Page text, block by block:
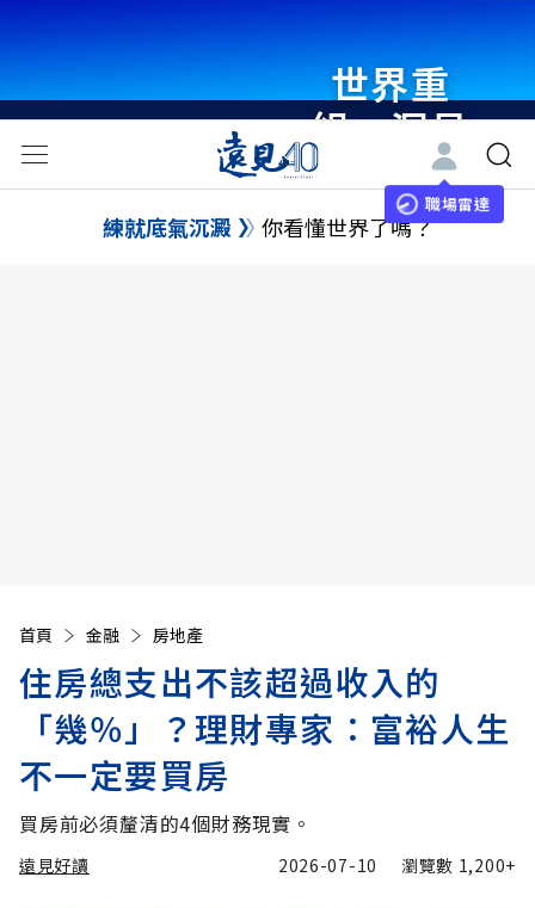
世界重
組・洞見
未來 與
世界領袖
職場雷達
練就底氣沉澱 你看懂世界了嗎？
首頁 金融 房地產
住房總支出不該超過收入的
「幾％」？理財專家：富裕人生
不一定要買房
買房前必須釐清的4個財務現實。
遠見好讀 2026-07-10 瀏覽數 1,200+